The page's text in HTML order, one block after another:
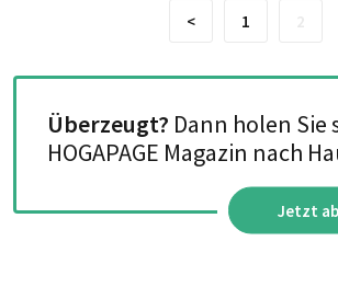
< 1
Überzeugt? Dann holen Sie
HOGAPAGE Magazin nach
Jetzt